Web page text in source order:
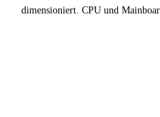
dimensioniert. CPU und